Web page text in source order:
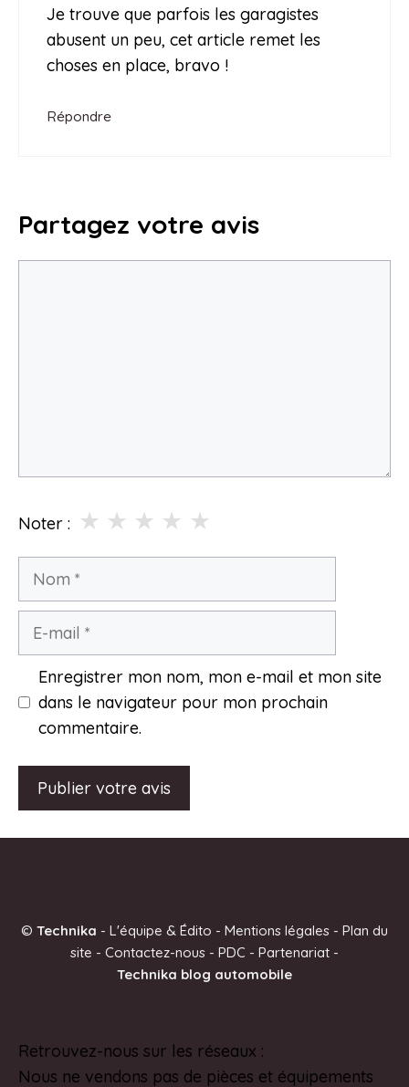
Je trouve que parfois les garagistes
abusent un peu, cet article remet les
choses en place, bravo !
Répondre
Partagez votre avis
Noter : ★
★
★
★
★
Nom
Enregistrer mon nom, mon e-mail et mon site
dans le navigateur pour mon prochain
commentaire.
r
v
© Technika - L'équipe & Édito - Mentions légales - Plan du
site - Contactez-nous - PDC - Partenariat -
Technika blog automobile
Retrouvez-nous sur les réseaux :
Nous ne vendons pas de pièces et équipements